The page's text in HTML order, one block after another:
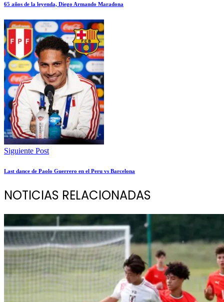
65 años de la leyenda, Diego Armando Maradona
Siguiente Post
Last dance de Paolo Guerrero en el Peru vs Barcelona
NOTICIAS RELACIONADAS